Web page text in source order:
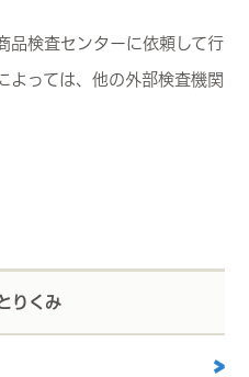
品検査センターに依頼して行
よっては、他の外部検査機関
りくみ